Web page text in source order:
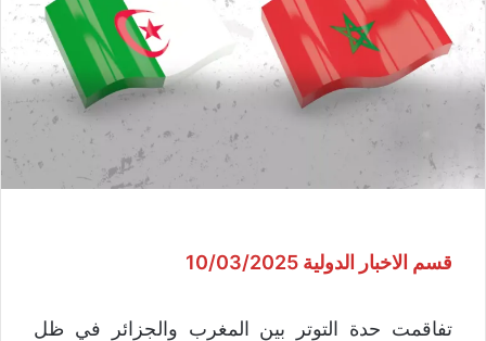
قسم الاخبار الدولية 10/03/2025
تفاقمت حدة التوتر بين المغرب والجزائر في ظل